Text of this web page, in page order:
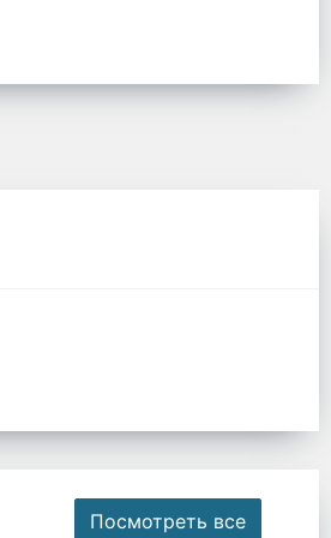
Посмотреть все